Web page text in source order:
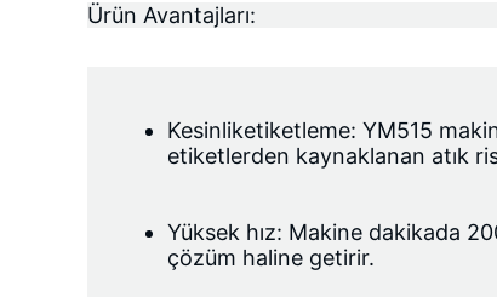
Ürün Avantajları:
Kesinliketiketleme: YM515
etiketlerden kaynaklanan atık
Yüksek hız: Makine dakikada
çözüm haline getirir.